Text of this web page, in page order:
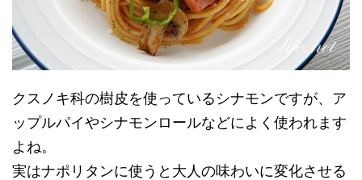
クスノキ科の樹皮を使っているシナモンですが、ア
ップルパイやシナモンロールなどによく使われます
よね。
実はナポリタンに使うと大人の味わいに変化させる